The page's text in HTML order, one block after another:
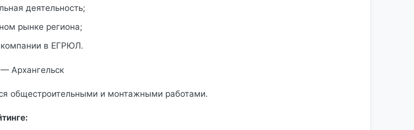
деятельность;
рынке региона;
компании в ЕГРЮЛ.
Архангельск
общестроительными и монтажными работами.